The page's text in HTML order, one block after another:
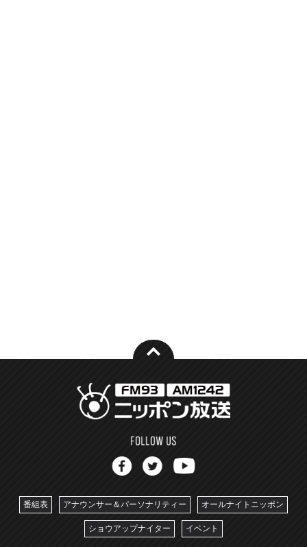
番組表 アナウンサー＆パーソナリティー オールナイトニッポン
ショウアップナイター イベント